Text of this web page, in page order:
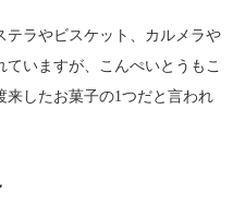
テラやビスケット、カルメラや
いますが、こんぺいとうもこ
したお菓子の1つだと言われ